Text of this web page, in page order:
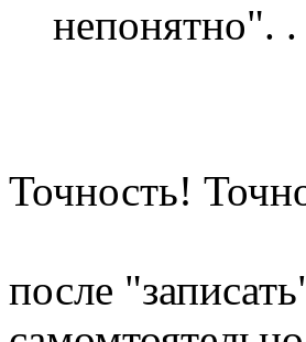
непонятно". .
Точность!
после